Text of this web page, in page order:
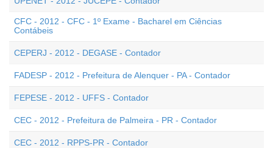
CFC - 2012 - CFC - 1º Exame - Bacharel em Ciências
Contábeis
CEPERJ - 2012 - DEGASE - Contador
FADESP - 2012 - Prefeitura de Alenquer - PA - Contador
FEPESE - 2012 - UFFS - Contador
CEC - 2012 - Prefeitura de Palmeira - PR - Contador
CEC - 2012 - RPPS-PR - Contador